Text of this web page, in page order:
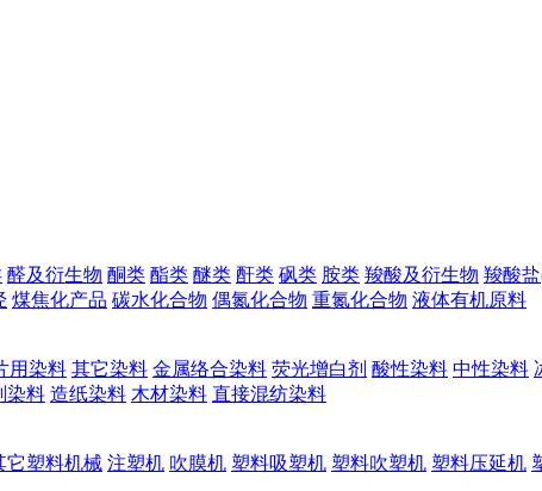
醛及衍生物 酮类 酯类 醚类 酐类 砜类 胺类 羧酸及衍生物 羧酸盐
煤焦化产品 碳水化合物 偶氮化合物 重氮化合物 液体有机原料
用染料 其它染料 金属络合染料 荧光增白剂 酸性染料 中性染料
染料 造纸染料 木材染料 直接混纺染料
它塑料机械 注塑机 吹膜机 塑料吸塑机 塑料吹塑机 塑料压延机